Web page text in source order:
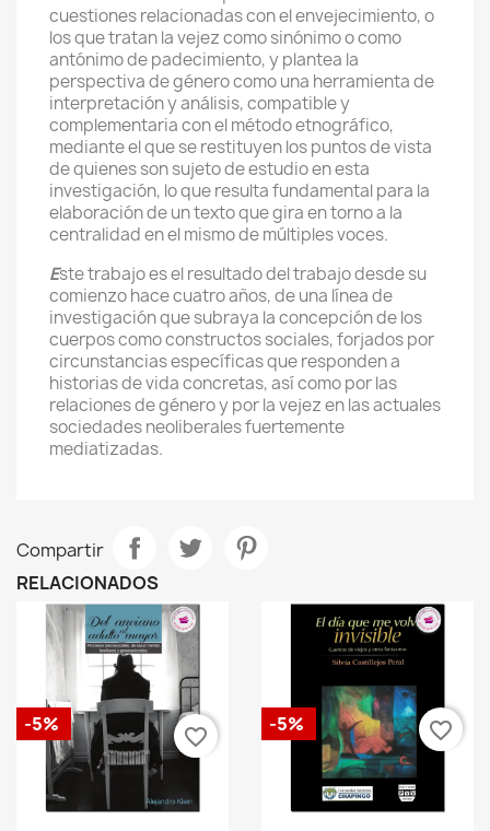
cuestiones relacionadas con el envejecimiento, o
los que tratan la vejez como sinónimo o como
antónimo de padecimiento, y plantea la
perspectiva de género como una herramienta de
interpretación y análisis, compatible y
complementaria con el método etnográfico,
mediante el que se restituyen los puntos de vista
de quienes son sujeto de estudio en esta
investigación, lo que resulta fundamental para la
elaboración de un texto que gira en torno a la
centralidad en el mismo de múltiples voces.
Este trabajo es el resultado del trabajo desde su
comienzo hace cuatro años, de una línea de
investigación que subraya la concepción de los
cuerpos como constructos sociales, forjados por
circunstancias específicas que responden a
historias de vida concretas, así como por las
relaciones de género y por la vejez en las actuales
sociedades neoliberales fuertemente
mediatizadas.
Compartir
RELACIONADOS
-5%
favorite_border
-5% favorite_border